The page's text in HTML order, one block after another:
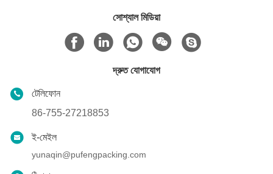
সোশ্যাল মিডিয়া
দ্রুত যোগাযোগ
টেলিফোন
86-755-27218853
ই-মেইল
yunaqin@pufengpacking.com